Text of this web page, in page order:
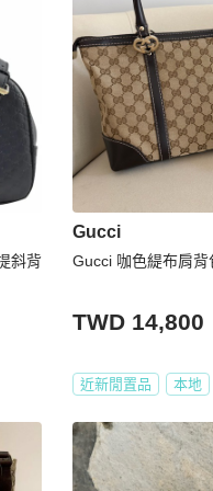
斜背
Gucci
Gucci 咖色緹布肩背
TWD 14,800
近新閒置品 本地